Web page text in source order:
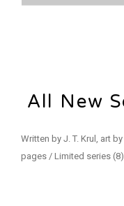
All New
Written by J. T. Krul, art
pages / Limited series